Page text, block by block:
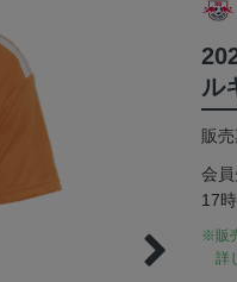
ル
販
会
17
※販
詳